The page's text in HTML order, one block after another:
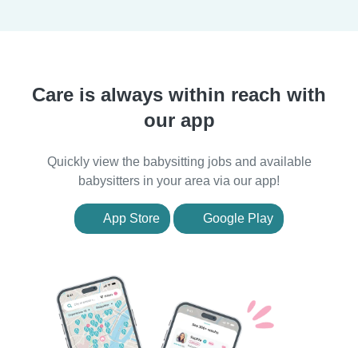
Care is always within reach with
our app
Quickly view the babysitting jobs and available
babysitters in your area via our app!
App Store Google Play